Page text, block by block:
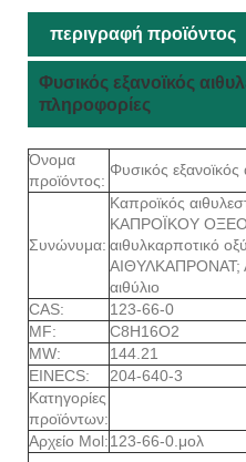
περιγραφή προϊόντος
Φυσικός εξανοϊκός
πληροφορίες
Όνομα
προϊόντος:
Φυσικός εξανοϊκός
Συνώνυμα:
Καπροϊκός
ΚΑΠΡΟΪΚΟΥ ΟΞΕΟΥ
αιθυλκαρποτικό
ΑΙΘΥΛΚΑΠΡΟΝΑΤ;
αιθύλιο
CAS:
123-66-0
MF:
C8H16O2
MW:
144.21
EINECS:
204-640-3
Κατηγορίες
προϊόντων:
Αρχείο Mol:123-66-0.μολ